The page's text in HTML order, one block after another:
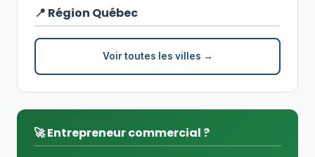
📍 Région Québec
Voir toutes les villes →
🚀 Entrepreneur commercial ?